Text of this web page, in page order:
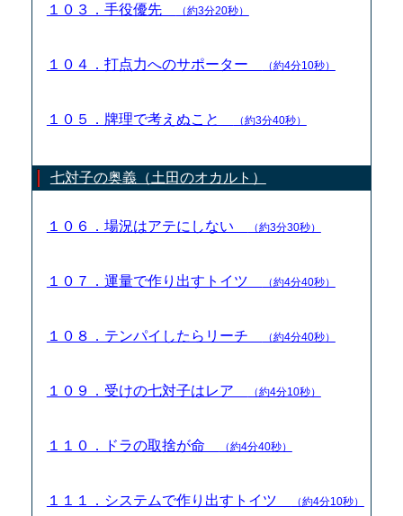
１０３．手役優先 （約3分20秒）
１０４．打点力へのサポーター （約4分10秒）
１０５．牌理で考えぬこと （約3分40秒）
七対子の奥義（土田のオカルト）
１０６．場況はアテにしない （約3分30秒）
１０７．運量で作り出すトイツ （約4分40秒）
１０８．テンパイしたらリーチ （約4分40秒）
１０９．受けの七対子はレア （約4分10秒）
１１０．ドラの取捨が命 （約4分40秒）
１１１．システムで作り出すトイツ （約4分10秒）